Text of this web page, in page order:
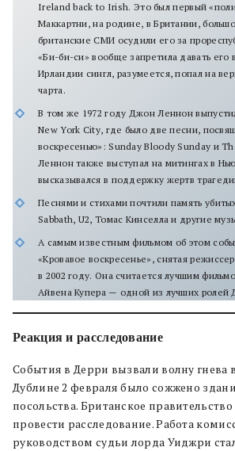
Ireland back to Irish. Это был первый
Маккартни, на родине, в Британии,
британские СМИ осудили его за
«Би-би-си» вообще запретила давать его
Ирландии сингл, разумеется, попал на
чарта.
В том же 1972 году Джон Леннон
New York City, где было две песни,
воскресенью»: Sunday Bloody Sunday и
Леннон также выступал на митингах в
высказывался в поддержку жертв
Песнями и стихами почтили память
Sabbath, U2, Томас Кинселла и другие
А самым известным фильмом об этом
«Кровавое воскресенье», снятая
в 2002 году. Она считается лучшим
Айвена Купера — одной из лучших ролей
Реакция и расследование
События в Дерри вызвали волну гнева
Дублине 2 февраля было сожжено
посольства. Британское
провести расследование. Работа
руководством судьи лорда Уиджри